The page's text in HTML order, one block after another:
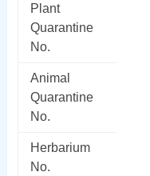
Plant
Quarantine
No.
Animal
Quarantine
No.
Herbarium
No.